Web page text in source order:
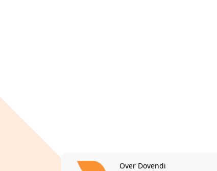
Over Dovendi